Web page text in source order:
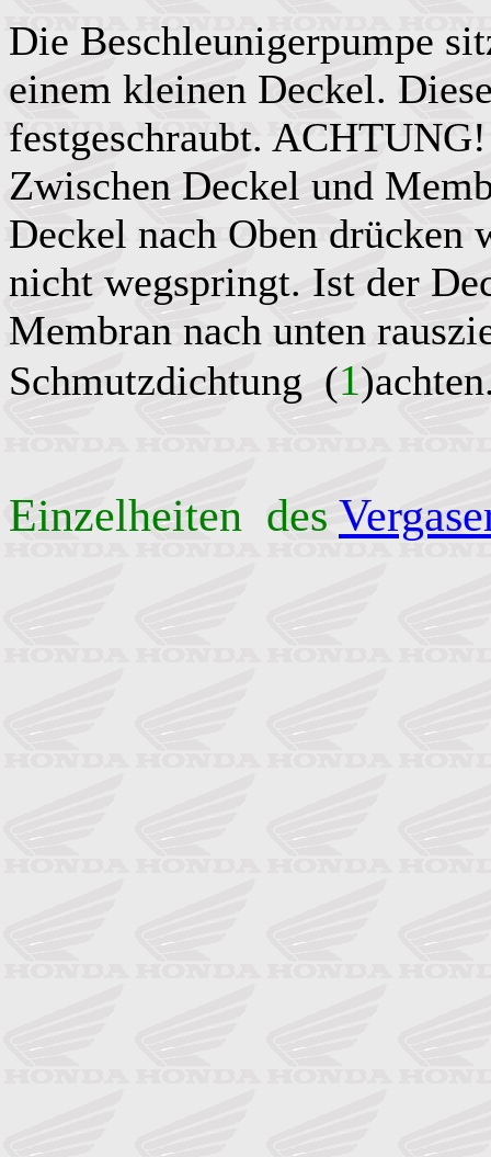
Die Beschleunigerpumpe
einem kleinen Deckel.
festgeschraubt.
Zwischen Deckel und
Deckel nach Oben drücken
nicht wegspringt. Ist der
Membran nach unten
Schmutzdichtung (1
Einzelheiten des